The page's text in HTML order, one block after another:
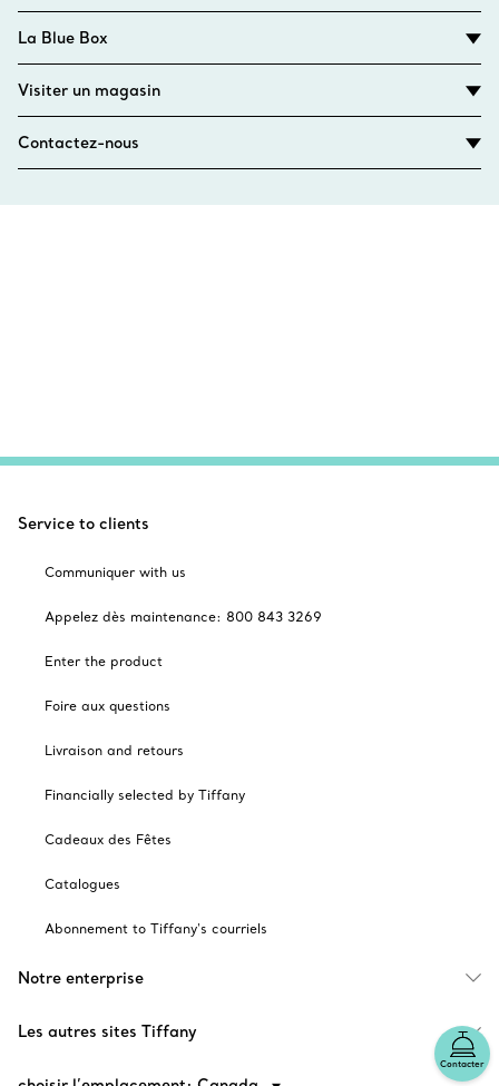
La Blue Box
Visiter un magasin
Contactez-nous
Contacter
Service to clients
Communiquer with us
Appelez dès maintenance: 800 843 3269
Enter the product
Foire aux questions
Livraison and retours
Financially selected by Tiffany
Cadeaux des Fêtes
Catalogues
Abonnement to Tiffany's courriels
Notre enterprise
Les autres sites Tiffany